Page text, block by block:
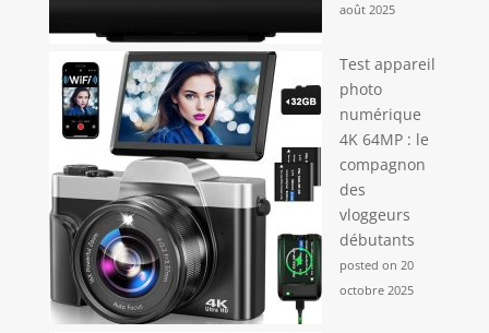
août 2025
Test appareil
photo
numérique
4K 64MP : le
compagnon
des
vloggeurs
débutants
posted on 20
octobre 2025